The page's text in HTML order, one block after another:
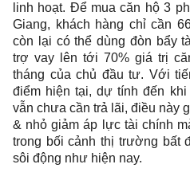
linh hoạt. Để mua căn hộ 3
Giang, khách hàng chỉ cần
còn lại có thể dùng đòn bẩy
trợ vay lên tới 70% giá trị
tháng của chủ đầu tư. Với
điểm hiện tại, dự tính đến
vẫn chưa cần trả lãi, điều này
& nhỏ giảm áp lực tài chính
trong bối cảnh thị trường bất
sôi động như hiện nay.